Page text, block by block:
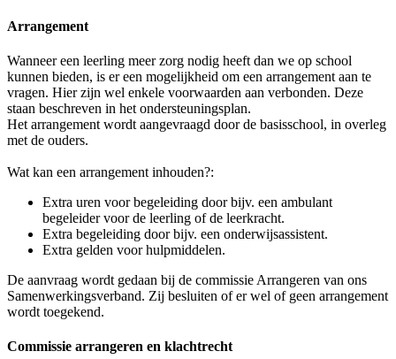
Arrangement
Wanneer een leerling meer zorg nodig heeft dan we op school
kunnen bieden, is er een mogelijkheid om een arrangement aan te
vragen. Hier zijn wel enkele voorwaarden aan verbonden. Deze
staan beschreven in het ondersteuningsplan.
Het arrangement wordt aangevraagd door de basisschool, in overleg
met de ouders.
Wat kan een arrangement inhouden?:
Extra uren voor begeleiding door bijv. een ambulant
begeleider voor de leerling of de leerkracht.
Extra begeleiding door bijv. een onderwijsassistent.
Extra gelden voor hulpmiddelen.
De aanvraag wordt gedaan bij de commissie Arrangeren van ons
Samenwerkingsverband. Zij besluiten of er wel of geen arrangement
wordt toegekend.
Commissie arrangeren en klachtrecht